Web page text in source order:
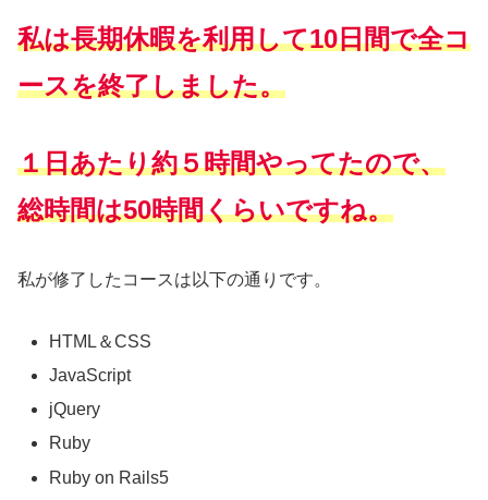
私は長期休暇を利用して10日間で全コ
ースを終了しました。
１日あたり約５時間やってたので、
総時間は50時間くらいですね。
私が修了したコースは以下の通りです。
HTML＆CSS
JavaScript
jQuery
Ruby
Ruby on Rails5